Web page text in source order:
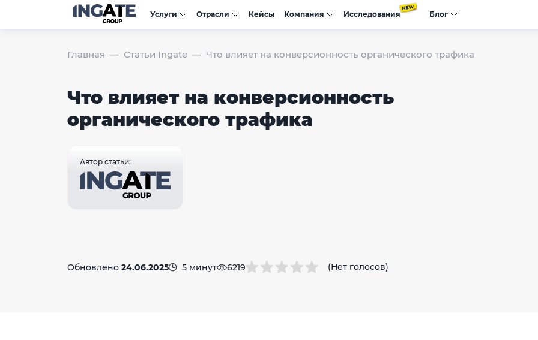
Услуги Отрасли Кейсы Компания Исследования Блог
Главная Статьи Ingate Что влияет на конверсионность органического трафика
Что влияет на конверсионность
органического трафика
Автор статьи:
Обновлено 24.06.2025 5 минут 6219 (Нет голосов)